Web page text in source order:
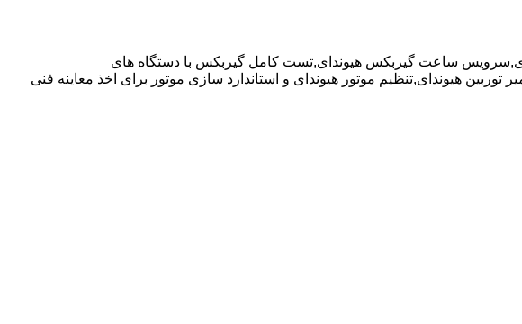
ساعت گیربکس هیوندای,تست کامل گیربکس با دستگاه های
هیوندای,تنظیم موتور هیوندای و استاندارد سازی موتور برای اخذ معاینه فنی